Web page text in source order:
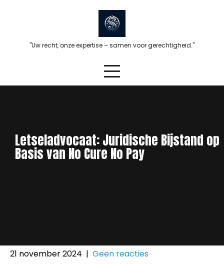
"Uw recht, onze expertise – samen voor gerechtigheid."
Letseladvocaat: Juridische Bijstand op
Basis van No Cure No Pay
21 november 2024 | Geen reacties